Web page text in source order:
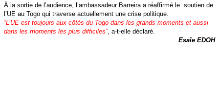
À la sortie de l’audience, l’ambassadeur Barreira a réaffirmé le soutien de
l’UE au Togo qui traverse actuellement une crise politique.
“L’UE est toujours aux côtés du Togo dans les grands moments et aussi
dans les moments les plus difficiles”, a-t-elle déclaré.
Esaïe EDOH